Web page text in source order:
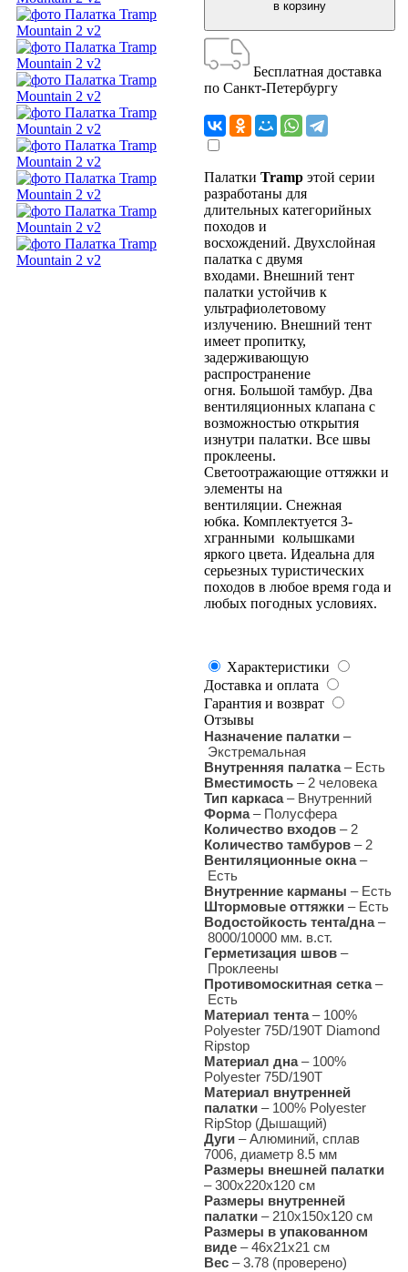
Бесплатная доставка
по Санкт-Петербургу
Палатки Tramp этой серии
разработаны для
длительных категорийных
походов и
восхождений. Двухслойная
палатка с двумя
входами. Внешний тент
палатки устойчив к
ультрафиолетовому
излучению. Внешний тент
имеет пропитку,
задерживающую
распространение
огня. Большой тамбур. Два
вентиляционных клапана с
возможностью открытия
изнутри палатки. Все швы
проклеены.
Светоотражающие оттяжки и
элементы на
вентиляции. Снежная
юбка. Комплектуется 3-
хгранными колышками
яркого цвета. Идеальна для
серьезных туристических
походов в любое время года и
любых погодных условиях.
Характеристики
Доставка и оплата
Гарантия и возврат
Отзывы
Назначение палатки –
Экстремальная
Внутренняя палатка–Есть
Вместимость – 2 человека
Тип каркаса–Внутренний
Форма– Полусфера
Количество входов –2
Количество тамбуров – 2
Вентиляционные окна–
Есть
Внутренние карманы – Есть
Штормовые оттяжки –Есть
Водостойкость тента/дна–
8000/10000 мм. в.ст.
Герметизация швов –
Проклеены
Противомоскитная сетка–
Есть
Материал тента–100%
Polyester 75D/190T Diamond
Ripstop
Материал дна–100%
Polyester 75D/190T
Материал внутренней
палатки – 100% Polyester
RipStop (Дышащий)
Дуги –Алюминий, сплав
7006, диаметр 8.5 мм
Размеры внешней палатки
–300х220х120 см
Размеры внутренней
палатки – 210х150х120 см
Размеры в упакованном
виде – 46х21х21 см
Вес –3.78 (проверено)